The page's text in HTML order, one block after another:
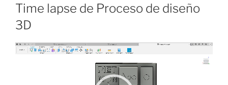
Time lapse de Proceso de diseño
3D
Reproductor